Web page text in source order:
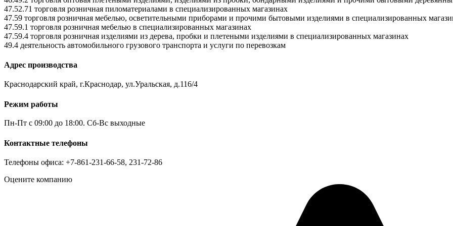
47.52.71 торговля розничная пиломатериалами в специализированных магазинах
47.59 торговля розничная мебелью, осветительными приборами и прочими бытовыми изделиями в специализированных
47.59.1 торговля розничная мебелью в специализированных магазинах
47.59.4 торговля розничная изделиями из дерева, пробки и плетеными изделиями в специализированных магазинах
49.4 деятельность автомобильного грузового транспорта и услуги по перевозкам
Адрес производства
Краснодарский край, г.Краснодар, ул.Уральская, д.116/4
Режим работы
Пн-Пт с 09:00 до 18:00. Сб-Вс выходные
Контактные телефоны
Телефоны офиса: +7-861-231-66-58, 231-72-86
Оцените компанию